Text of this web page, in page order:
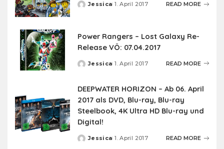
Posted
Jessica 1. April 2017 READ MORE
Power Rangers – Lost Galaxy Re-
Release VÖ: 07.04.2017
Posted
Jessica 1. April 2017 READ MORE
DEEPWATER HORIZON – Ab 06. April
2017 als DVD, Blu-ray, Blu-ray
Steelbook, 4K Ultra HD Blu-ray und
Digital!
Posted
Jessica 1. April 2017 READ MORE